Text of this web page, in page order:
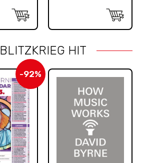
BLITZKRIEG HIT
-92%